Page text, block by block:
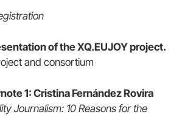
of the XQ.EUJOY project.
and consortium
1: Cristina Fernández Rovira
Journalism: 10 Reasons for the